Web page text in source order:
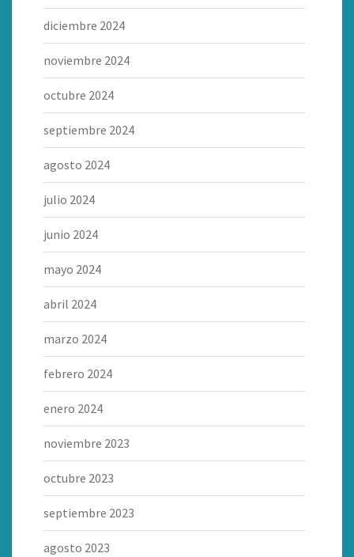
diciembre 2024
noviembre 2024
octubre 2024
septiembre 2024
agosto 2024
julio 2024
junio 2024
mayo 2024
abril 2024
marzo 2024
febrero 2024
enero 2024
noviembre 2023
octubre 2023
septiembre 2023
agosto 2023